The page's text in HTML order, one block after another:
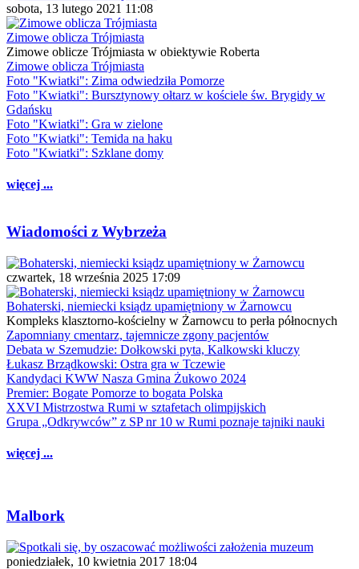
sobota, 13 lutego 2021 11:08
Zimowe oblicza Trójmiasta
Zimowe oblicze Trójmiasta w obiektywie Roberta
Zimowe oblicza Trójmiasta
Foto "Kwiatki": Zima odwiedziła Pomorze
Foto "Kwiatki": Bursztynowy ołtarz w kościele św. Brygidy w
Gdańsku
Foto "Kwiatki": Gra w zielone
Foto "Kwiatki": Temida na haku
Foto "Kwiatki": Szklane domy
więcej ...
Wiadomości z Wybrzeża
czwartek, 18 września 2025 17:09
Bohaterski, niemiecki ksiądz upamiętniony w Żarnowcu
Kompleks klasztorno-kościelny w Żarnowcu to perła północnych
Zapomniany cmentarz, tajemnicze zgony pacjentów
Debata w Szemudzie: Dołkowski pyta, Kalkowski kluczy
Łukasz Brządkowski: Ostra gra w Tczewie
Kandydaci KWW Nasza Gmina Żukowo 2024
Premier: Bogate Pomorze to bogata Polska
XXVI Mistrzostwa Rumi w sztafetach olimpijskich
Grupa „Odkrywców” z SP nr 10 w Rumi poznaje tajniki nauki
więcej ...
Malbork
poniedziałek, 10 kwietnia 2017 18:04